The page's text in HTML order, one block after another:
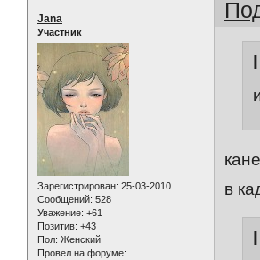
Jana
Участник
Зарегистрирован: 25-03-2010
Сообщений: 528
Уважение: +61
Позитив: +43
Пол: Женский
Провел на форуме:
в